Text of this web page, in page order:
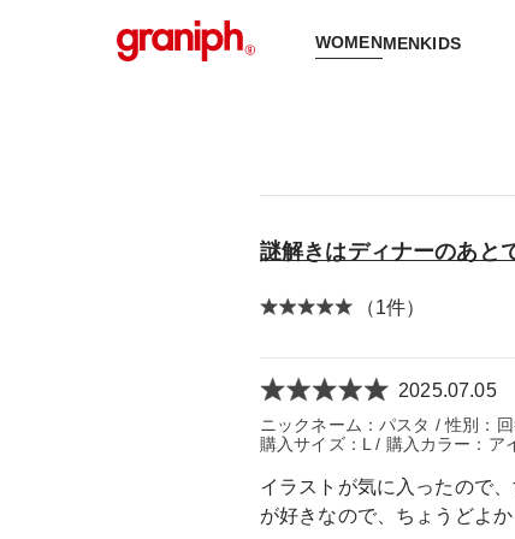
WOMENMENKIDS
謎解きはディナーのあと
（1件）
2025.07.05
ニックネーム：パスタ / 性別：
購入サイズ：L / 購入カラー：ア
イラストが気に入ったので
が好きなので、ちょうどよ